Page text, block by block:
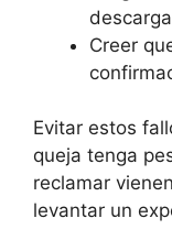
Creer
Evitar estos
queja tenga
reclamar
levantar un